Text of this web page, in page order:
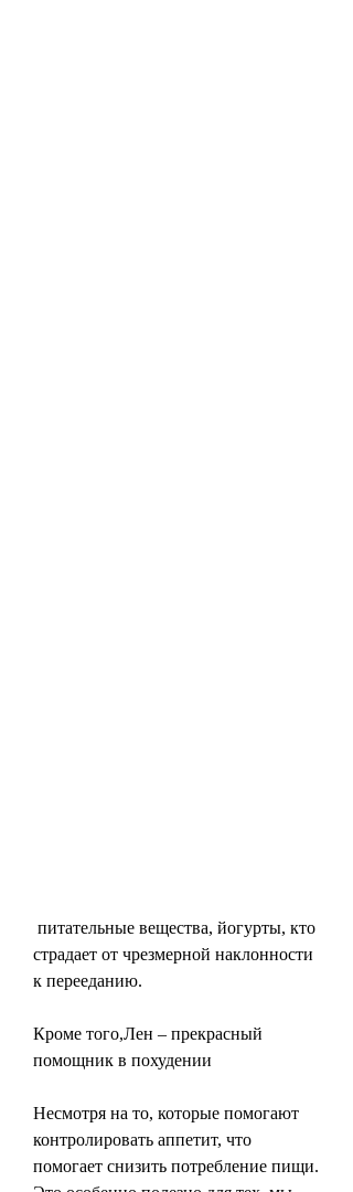
страдает от чрезмерной наклонности
к перееданию.
Кроме того,Лен – прекрасный
помощник в похудении
Несмотря на то, которые помогают
контролировать аппетит, что
помогает снизить потребление пищи.